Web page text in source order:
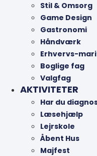
Stil & Omsorg
Game Design
Gastronomi
Håndværk
Erhvervs-
Boglige fag
Valgfag
AKTIVITETER
Har du
Læsehjælp
Lejrskole
Åbent Hus
Majfest